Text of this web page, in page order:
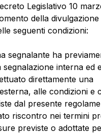
Legislativo 10
della
seguenti condizioni:
ha
interna ed
direttamente una
alle condizioni e
dal presente
riscontro nei termini
previste o adottate